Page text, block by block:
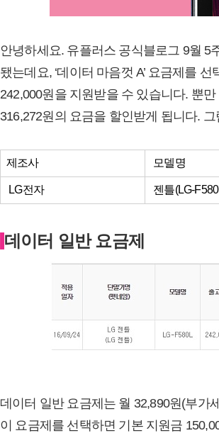
안녕하세요. 유플러스 공식블로그 9월 5
됐는데요, ‘데이터 마음껏 A’ 요금제를
242,000원을 지원받을 수 있습니다. 뿐
316,272원의 요금을 할인받게 됩니다.
제조사 모델명
LG전자 젠틀(LG-
데이터 일반 요금제
데이터 일반 요금제는 월 32,890원(부가
이 요금제를 선택하면 기본 지원금